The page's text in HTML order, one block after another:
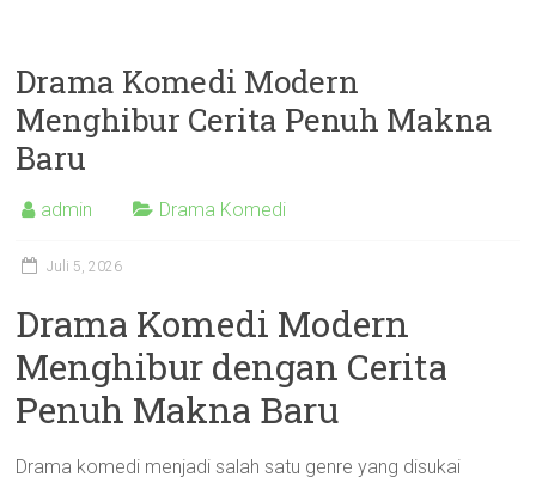
Drama Komedi Modern
Menghibur Cerita Penuh Makna
Baru
admin Drama Komedi
Juli 5, 2026
Drama Komedi Modern
Menghibur dengan Cerita
Penuh Makna Baru
Drama komedi menjadi salah satu genre yang disukai